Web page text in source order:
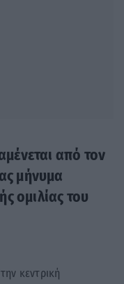
από τον
μήνυμα
ομιλίας του
κεντρική